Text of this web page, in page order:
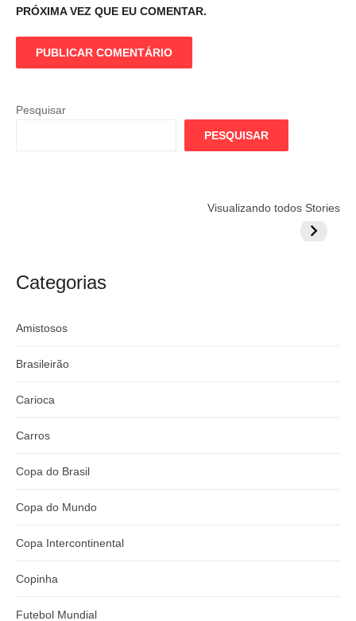
PRÓXIMA VEZ QUE EU COMENTAR.
Pesquisar
PESQUISAR
Visualizando todos Stories
argentino
do
Categorias
Amistosos
Brasileirão
Carioca
Carros
Copa do Brasil
Copa do Mundo
Copa Intercontinental
Copinha
Futebol Mundial